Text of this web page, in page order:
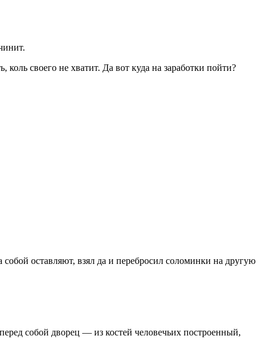
своего не хватит. Да вот куда на заработки пойти?
оставляют, взял да и перебросил соломинки на другую
собой дворец — из костей человечьих построенный,